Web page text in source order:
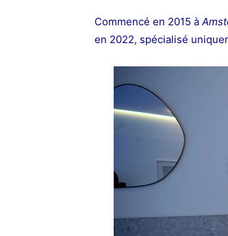
Commencé en 2015 à
en 2022, spécialisé